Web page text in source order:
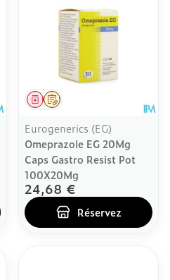
Sur prescription
Médicament
Eurogenerics (EG)
Omeprazole EG 20Mg
Caps Gastro Resist Pot
100X20Mg
24,68 €
Réservez